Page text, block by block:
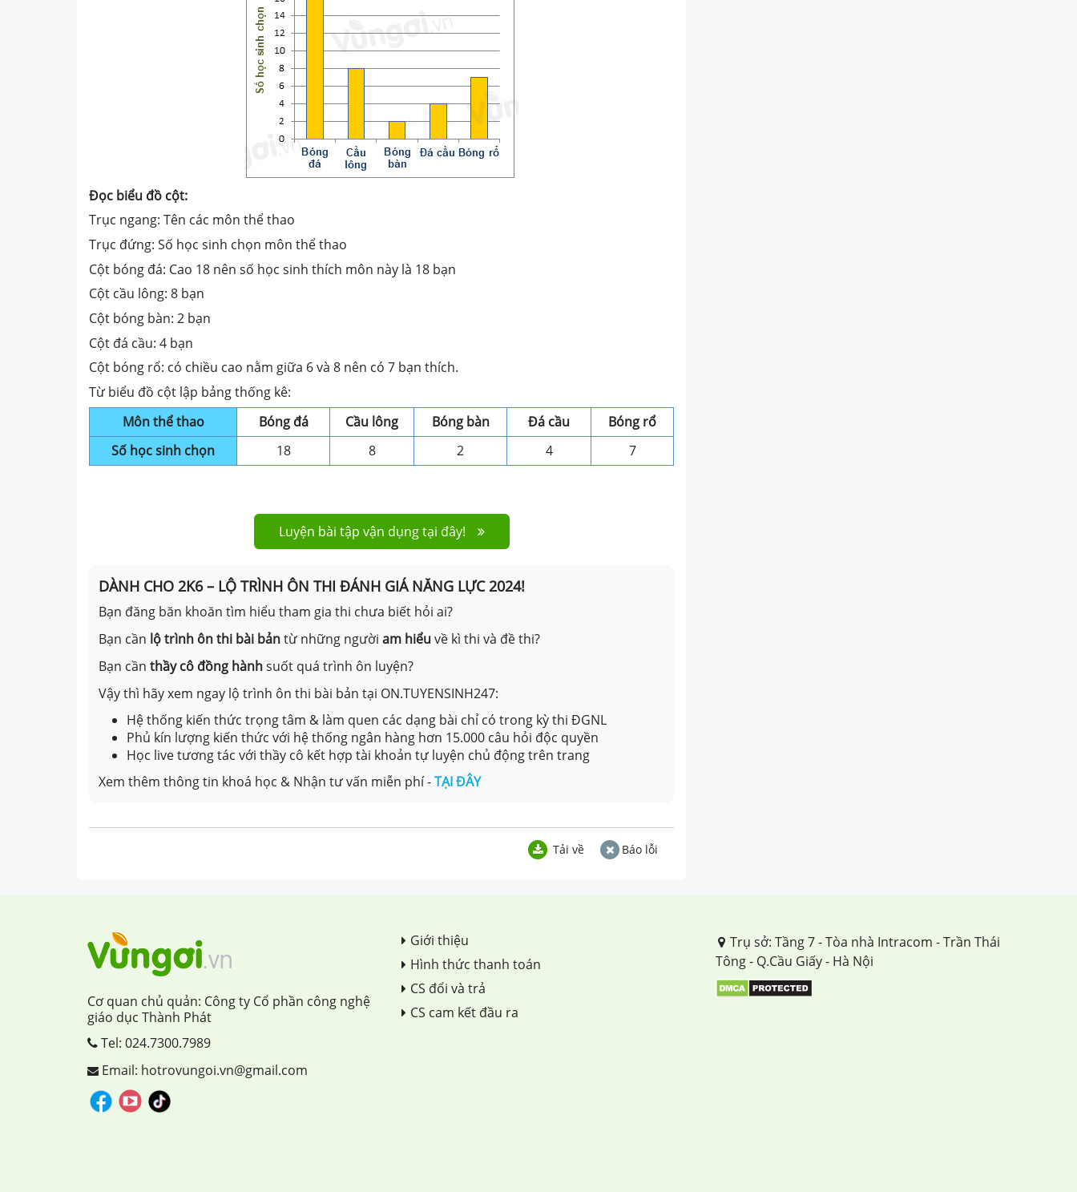
Đọc biểu đồ cột:
Trục ngang: Tên các môn thể thao
Trục đứng: Số học sinh chọn môn thể thao
Cột bóng đá: Cao 18 nên số học sinh thích môn này là 18 bạn
Cột cầu lông: 8 bạn
Cột bóng bàn: 2 bạn
Cột đá cầu: 4 bạn
Cột bóng rổ: có chiều cao nằm giữa 6 và 8 nên có 7 bạn thích.
Từ biểu đồ cột lập bảng thống kê:
Môn thể thao
Bóng đá Cầu lông Bóng bàn Đá cầu
Bóng rổ
Số học sinh chọn
18 8 2 4 7
Luyện bài tập vận dụng tại đây!
DÀNH CHO 2K6 – LỘ TRÌNH ÔN THI ĐÁNH GIÁ NĂNG LỰC 2024!
Bạn đăng băn khoăn tìm hiểu tham gia thi chưa biết hỏi ai?
Bạn cần lộ trình ôn thi bài bảntừ những người am hiểuvề kì thi và đề thi?
Bạn cần thầy cô đồng hànhsuốt quá trình ôn luyện?
Vậy thì hãy xem ngay lộ trình ôn thi bài bản tại ON.TUYENSINH247:
Hệ thống kiến thức trọng tâm & làm quen các dạng bài chỉ có trong kỳ thi ĐGNL
Phủ kín lượng kiến thức với hệ thống ngân hàng hơn 15.000 câu hỏi độc quyền
Học live tương tác với thầy cô kết hợp tài khoản tự luyện chủ động trên trang
Xem thêm thông tin khoá học & Nhận tư vấn miễn phí -TẠI ĐÂY
Tải về Báo lỗi
Cơ quan chủ quản: Công ty Cổ phần công nghệ
giáo dục Thành Phát
Tel: 024.7300.7989
Email: hotrovungoi.vn@gmail.com
Giới thiệu
Hình thức thanh toán
CS đổi và trả
CS cam kết đầu ra
Trụ sở: Tầng 7 - Tòa nhà Intracom - Trần Thái
Tông - Q.Cầu Giấy - Hà Nội